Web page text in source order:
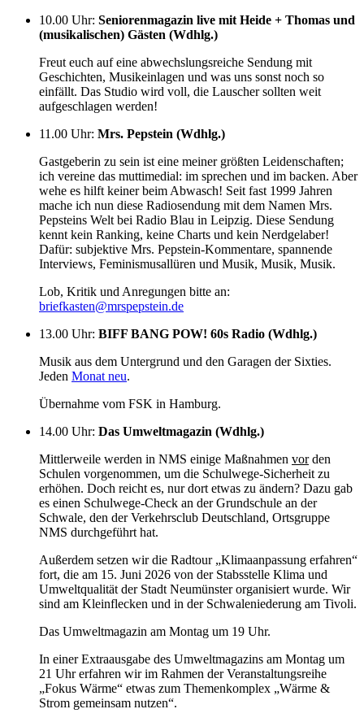
10.00 Uhr: Seniorenmagazin live mit Heide + Thomas und
(musikalischen) Gästen (Wdhlg.)
Freut euch auf eine abwechslungsreiche Sendung mit
Geschichten, Musikeinlagen und was uns sonst noch so
einfällt. Das Studio wird voll, die Lauscher sollten weit
aufgeschlagen werden!
11.00 Uhr: Mrs. Pepstein (Wdhlg.)
Gastgeberin zu sein ist eine meiner größten Leidenschaften;
ich vereine das muttimedial: im sprechen und im backen. Aber
wehe es hilft keiner beim Abwasch! Seit fast 1999 Jahren
mache ich nun diese Radiosendung mit dem Namen Mrs.
Pepsteins Welt bei Radio Blau in Leipzig. Diese Sendung
kennt kein Ranking, keine Charts und kein Nerdgelaber!
Dafür: subjektive Mrs. Pepstein-Kommentare, spannende
Interviews, Feminismusallüren und Musik, Musik, Musik.
Lob, Kritik und Anregungen bitte an:
briefkasten@mrspepstein.de
13.00 Uhr: BIFF BANG POW! 60s Radio (Wdhlg.)
Musik aus dem Untergrund und den Garagen der Sixties.
Jeden Monat neu.
Übernahme vom FSK in Hamburg.
14.00 Uhr: Das Umweltmagazin (Wdhlg.)
Mittlerweile werden in NMS einige Maßnahmen vorden
Schulen vorgenommen, um die Schulwege-Sicherheit zu
erhöhen. Doch reicht es, nur dort etwas zu ändern? Dazu gab
es einen Schulwege-Check an der Grundschule an der
Schwale, den der Verkehrsclub Deutschland, Ortsgruppe
NMS durchgeführt hat.
Außerdem setzen wir die Radtour „Klimaanpassung erfahren“
fort, die am 15. Juni 2026 von der Stabsstelle Klima und
Umweltqualität der Stadt Neumünster organisiert wurde. Wir
sind am Kleinflecken und in der Schwaleniederung am Tivoli.
Das Umweltmagazin am Montag um 19 Uhr.
In einer Extraausgabe des Umweltmagazins am Montag um
21 Uhr erfahren wir im Rahmen der Veranstaltungsreihe
„Fokus Wärme“ etwas zum Themenkomplex „Wärme &
Strom gemeinsam nutzen“.